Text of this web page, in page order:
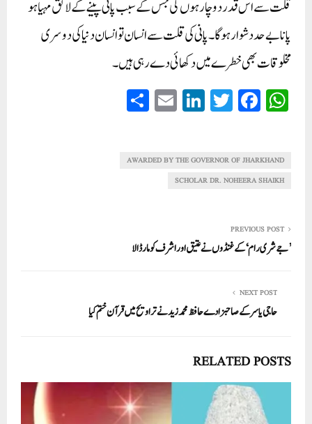
قلت سے اس قدر دو چار ہوں گی جس کے سبب پانی پینے کے لائق مہیا ہو
پانا بے حد دشوار ہوگا ۔ پانی کی قلت سے انسان تو انسان دنیا کی دوسری
مخلوقات بھی خطرے میں دکھائی دے رہی ہیں۔
W
ha
A
pp
Fa
ce
ok
T
wi
r
Li
nk
In
E
m
AWARDED BY THE GOVERNOR OF JHARKHAND
SCHOLAR DR. NOHEERA SHAIKH
PREVIOUS POST
’جے شری رام‘ کے غنڈوں نے عتیق اور اشرف کو مار ڈالا
NEXT POST
حاجی یاسر کے صاحبزادے حافظ محمد زید نے تراویح میں قرآن ختم کیا
RELATED POSTS